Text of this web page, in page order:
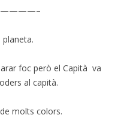
foc però el Capità va
al capità.
molts colors.